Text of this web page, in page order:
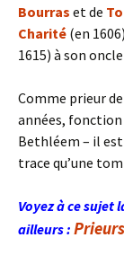
Bourras et de
Charité (en
1615) à son
Comme prieur
années, fonction
Bethléem – il est
trace qu’une
Voyez à ce
ailleurs :